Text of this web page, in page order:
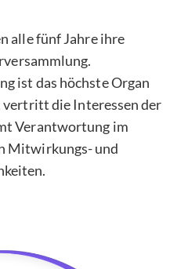
alle fünf Jahre ihre
ist das höchste Organ
vertritt die Interessen der
Verantwortung im
Mitwirkungs- und